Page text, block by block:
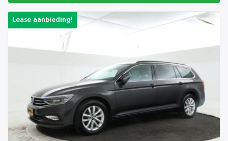
Lease aanbieding!